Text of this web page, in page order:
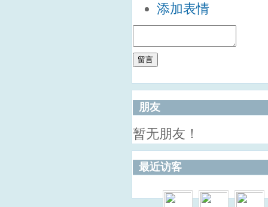
添加表情
留言
朋友
暂无朋友！
最近访客